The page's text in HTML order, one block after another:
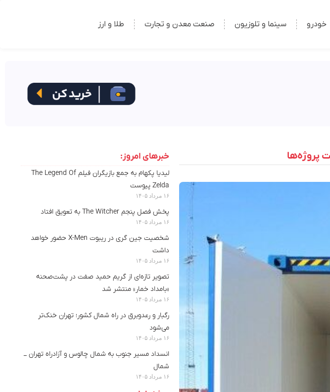
خودرو سینما و تلوزیون صنعت معدن و تجارت طلا و ارز
پروژه‌ها خبرهای امروز:
لیدیا پکهام به جمع بازیگران فیلم The Legend Of
Zelda پیوست
۱۶ مرداد ۱۴۰۵
پخش فصل پنجم The Witcher به تعویق افتاد
۱۶ مرداد ۱۴۰۵
شخصیت جین گری در ریبوت X-Men حضور خواهد
داشت
۱۶ مرداد ۱۴۰۵
تصویر تازه‌ای از گریم حمید صفت در پشت‌صحنه
«بامداد خمار» منتشر شد
۱۶ مرداد ۱۴۰۵
رگبار و رعدوبرق در راه شمال کشور؛ تهران خنک‌تر
می‌شود
۱۶ مرداد ۱۴۰۵
انسداد مسیر جنوب به شمال چالوس و آزادراه تهران ــ
شمال
۱۶ مرداد ۱۴۰۵